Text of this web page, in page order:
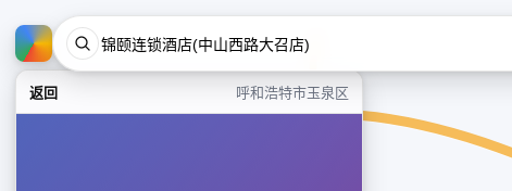
返回 呼和浩特市玉泉区